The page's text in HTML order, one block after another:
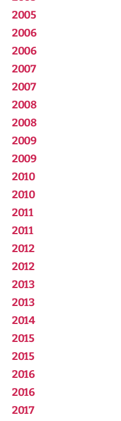
2005
2006
2006
2007
2007
2008
2008
2009
2009
2010
2010
2011
2011
2012
2012
2013
2013
2014
2015
2015
2016
2016
2017